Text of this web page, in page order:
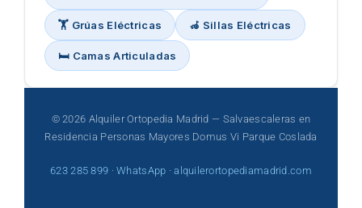
🏋️ Grúas Eléctricas 🦽 Sillas Eléctricas
🛏️ Camas Articuladas
© 2026 Alquiler Ortopedia Madrid — Salvaescaleras en
Residencia Personas Mayores Domus Vi Parque Coslada
623 285 899 ·WhatsApp ·alquilerortopediamadrid.com